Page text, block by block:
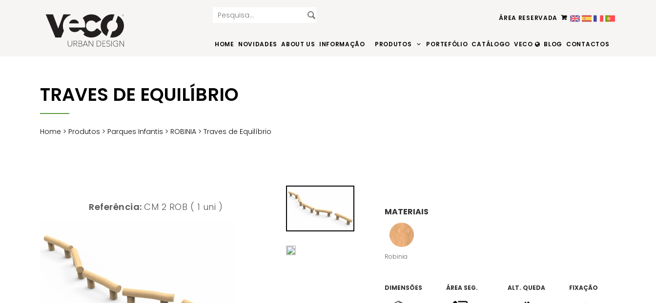
ÁREA RESERVADA
HOME NOVIDADES ABOUT US INFORMAÇÃO PRODUTOS PORTEFÓLIO CATÁLOGO VECO BLOG CONTACTOS
TRAVES DE EQUILÍBRIO
Home > Produtos > Parques Infantis > ROBINIA > Traves de Equilíbrio
Referência:CM 2 ROB ( 1 uni ) MATERIAIS
Robinia
DIMENSÕES ÁREA SEG. ALT. QUEDA FIXAÇÃO